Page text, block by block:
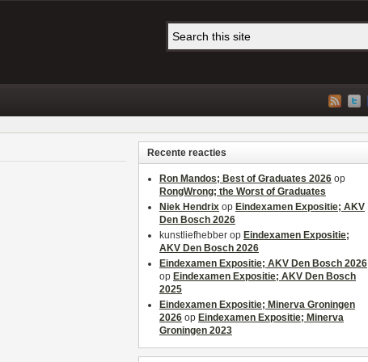
Recente reacties
Ron Mandos; Best of Graduates 2026 op
RongWrong; the Worst of Graduates
Niek Hendrix op Eindexamen Expositie; AKV
Den Bosch 2026
kunstliefhebber op Eindexamen Expositie;
AKV Den Bosch 2026
Eindexamen Expositie; AKV Den Bosch 2026
op Eindexamen Expositie; AKV Den Bosch
2025
Eindexamen Expositie; Minerva Groningen
2026 op Eindexamen Expositie; Minerva
Groningen 2023